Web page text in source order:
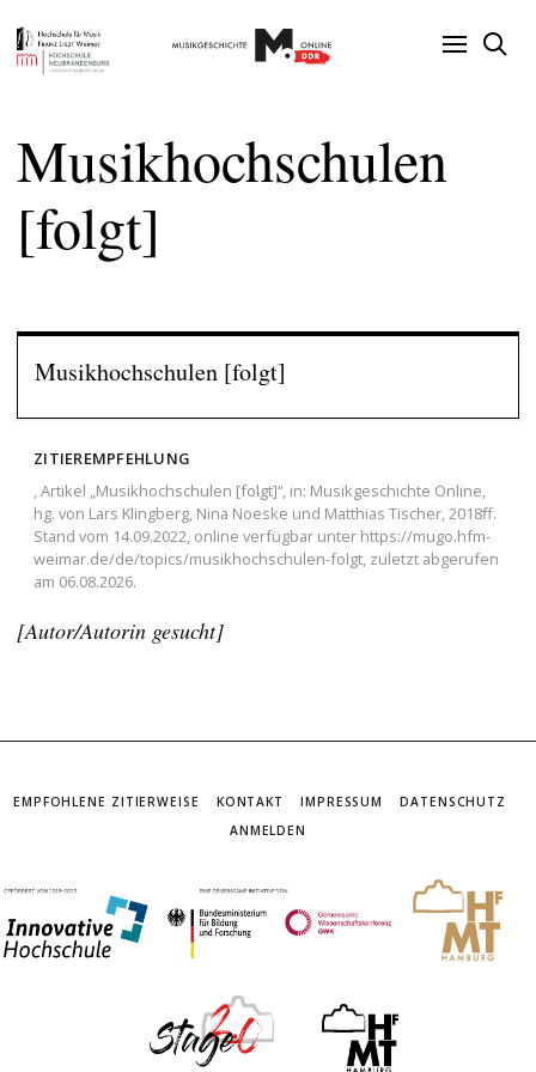
Musikhochschulen
[folgt]
[Autor/Autorin gesucht]
Musikhochschulen [folgt]
ZITIEREMPFEHLUNG
, Artikel „Musikhochschulen [folgt]“, in: Musikgeschichte Online,
hg. von Lars Klingberg, Nina Noeske und Matthias Tischer, 2018ff.
Stand vom 14.09.2022, online verfügbar unter https://mugo.hfm-
weimar.de/de/topics/musikhochschulen-folgt, zuletzt abgerufen
am 06.08.2026.
EMPFOHLENE ZITIERWEISE KONTAKT IMPRESSUM
DATENSCHUTZ
ANMELDEN